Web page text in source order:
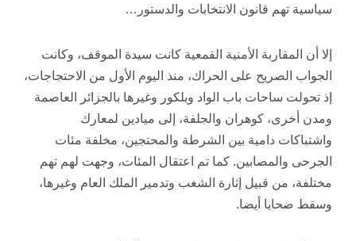
سياسية تهم قانون الانتخابات والدستور…
إلا أن المقاربة الأمنية القمعية كانت سيدة الموقف، وكانت
الجواب الصريح على الحراك، منذ اليوم الأول من الاحتجاجات،
إذ تحولت ساحات باب الواد وبلكور وغيرها بالجزائر العاصمة
ومدن أخرى، كوهران والجلفة، إلى ميادين لمعارك
واشتباكات دامية بين الشرطة والمحتجين، مخلفة مئات
الجرحى والمصابين. كما تم اعتقال المئات، وجهت لهم تهم
مختلفة، من قبيل إثارة الشغب وتدمير الملك العام وغيرها،
وسقط ضحايا أيضا.